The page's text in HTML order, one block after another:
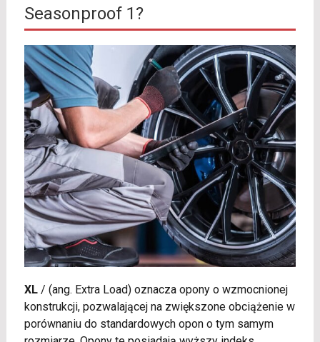
Seasonproof 1?
XL/ (ang. Extra Load) oznacza opony o wzmocnionej
konstrukcji, pozwalającej na zwiększone obciążenie w
porównaniu do standardowych opon o tym samym